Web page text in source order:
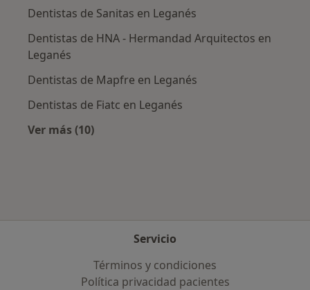
Dentistas de Sanitas en Leganés
Dentistas de HNA - Hermandad Arquitectos en
Leganés
Dentistas de Mapfre en Leganés
Dentistas de Fiatc en Leganés
Ver más (10)
Servicio
Términos y condiciones
Política privacidad pacientes